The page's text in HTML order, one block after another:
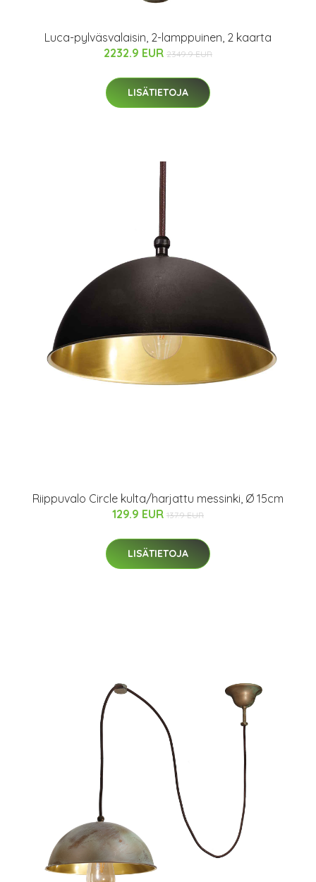
Luca-pylväsvalaisin, 2-lamppuinen, 2 kaarta
2232.9 EUR 2349.9 EUR
LISÄTIETOJA
Riippuvalo Circle kulta/harjattu messinki, Ø 15cm
129.9 EUR 137.9 EUR
LISÄTIETOJA